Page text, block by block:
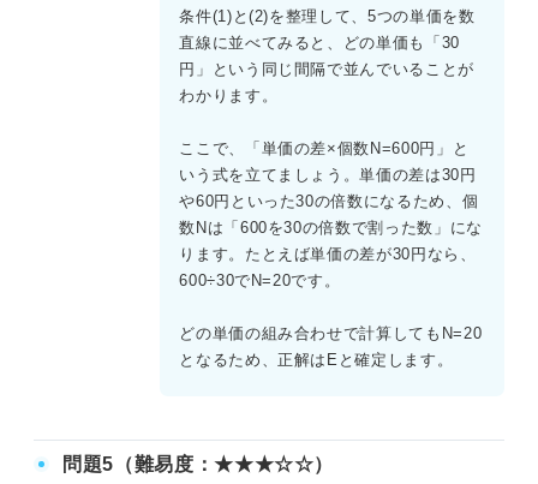
と、単価は低い順に e(120)、c(150)、b(180)、a(210)、
d(240) と確定する。このとき、b−c＝180−150＝30円であ
り、(3)より30N＝600、したがってN＝20個とわかる。選択
肢を検証すると、全員が20個購入したという Eが確実にい
条件(1)と(2)を整理して、5つの単価を数
直線に並べてみると、どの単価も「30
円」という同じ間隔で並んでいることが
わかります。
ここで、「単価の差×個数N=600円」と
いう式を立てましょう。単価の差は30円
や60円といった30の倍数になるため、個
数Nは「600を30の倍数で割った数」にな
ります。たとえば単価の差が30円なら、
600÷30でN=20です。
どの単価の組み合わせで計算してもN=20
となるため、正解はEと確定します。
問題5（難易度：★★★☆☆）